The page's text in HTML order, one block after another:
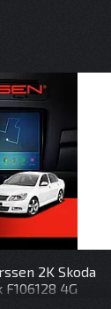
2K Skoda
4G